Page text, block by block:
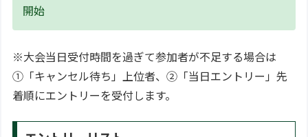
開始
※大会当日受付時間を過ぎて参加者が不足する場合は
①「キャンセル待ち」上位者、②「当日エントリー」先
着順にエントリーを受付します。